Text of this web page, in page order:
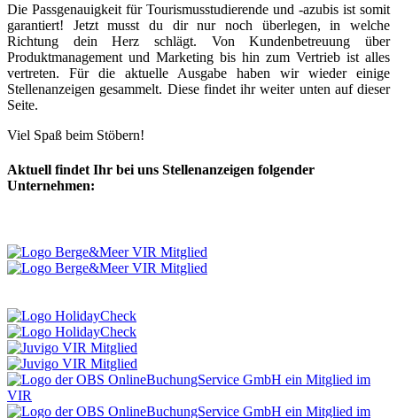
Die Passgenauigkeit für Tourismusstudierende und -azubis ist somit
garantiert! Jetzt musst du dir nur noch überlegen, in welche
Richtung dein Herz schlägt. Von Kundenbetreuung über
Produktmanagement und Marketing bis hin zum Vertrieb ist alles
vertreten. Für die aktuelle Ausgabe haben wir wieder einige
Stellenanzeigen gesammelt. Diese findet ihr weiter unten auf dieser
Seite.
Viel Spaß beim Stöbern!
Aktuell findet Ihr bei uns Stellenanzeigen folgender
Unternehmen: